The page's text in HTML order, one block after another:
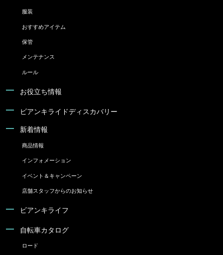
服装
おすすめアイテム
保管
メンテナンス
ルール
お役立ち情報
ビアンキライドディスカバリー
新着情報
商品情報
インフォメーション
イベント＆キャンペーン
店舗スタッフからのお知らせ
ビアンキライフ
自転車カタログ
ロード